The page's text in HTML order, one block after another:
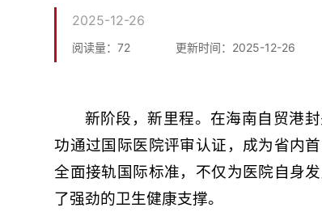
2025-12-26
阅读量：72 更新时间：2025-12-26
新阶段，新里程。在海南自贸港
功通过国际医院评审认证，成为省内
全面接轨国际标准，不仅为医院自身
了强劲的卫生健康支撑。